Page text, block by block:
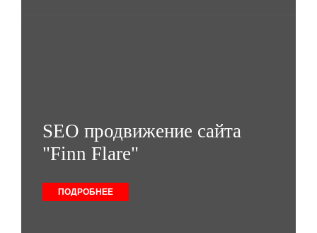
SEO продвижение сайта
"Finn Flare"
ПОДРОБНЕЕ